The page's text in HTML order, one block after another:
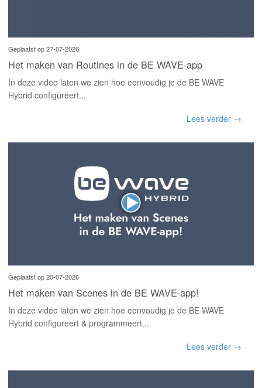
Geplaatst op 27-07-2026
Het maken van Routines in de BE WAVE-app
In deze video laten we zien hoe eenvoudig je de BE WAVE
Hybrid configureert...
Lees verder →
Geplaatst op 20-07-2026
Het maken van Scenes in de BE WAVE-app!
In deze video laten we zien hoe eenvoudig je de BE WAVE
Hybrid configureert & programmeert...
Lees verder →